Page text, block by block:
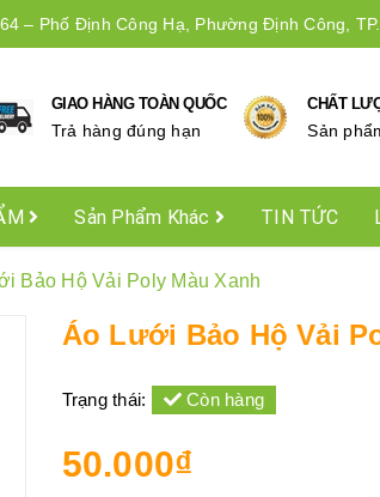
– Phố Định Công Hạ, Phường Định Công,
GIAO HÀNG TOÀN QUỐC
Trả hàng đúng hạn
CHẤT
Sản
Sản Phẩm Khác TIN TỨC
Bảo Hộ Vải Poly Màu Xanh
Áo Lưới Bảo Hộ Vải
Trạng thái: Còn hàng
50.000₫